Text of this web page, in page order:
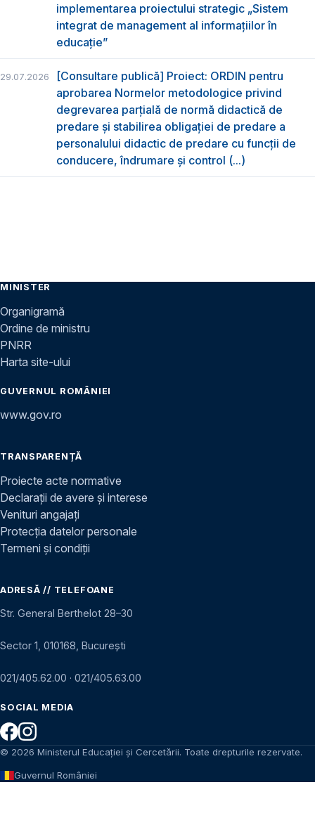
implementarea proiectului strategic „Sistem
integrat de management al informațiilor în
educație”
29.07.2026
[Consultare publică] Proiect: ORDIN pentru
aprobarea Normelor metodologice privind
degrevarea parțială de normă didactică de
predare şi stabilirea obligaţiei de predare a
personalului didactic de predare cu funcții de
conducere, îndrumare și control (...)
MINISTER
Organigramă
Ordine de ministru
PNRR
Harta site-ului
GUVERNUL ROMÂNIEI
www.gov.ro
TRANSPARENȚĂ
Proiecte acte normative
Declarații de avere și interese
Venituri angajați
Protecția datelor personale
Termeni și condiții
ADRESĂ // TELEFOANE
Str. General Berthelot 28–30
Sector 1, 010168, București
021/405.62.00 · 021/405.63.00
SOCIAL MEDIA
© 2026 Ministerul Educației și Cercetării. Toate drepturile rezervate.
Guvernul României